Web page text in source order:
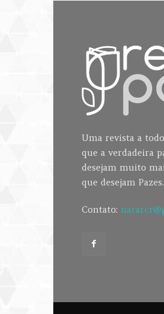
Uma revista a
que a verdadeira
desejam muito
que desejam Pazes.
Contato: